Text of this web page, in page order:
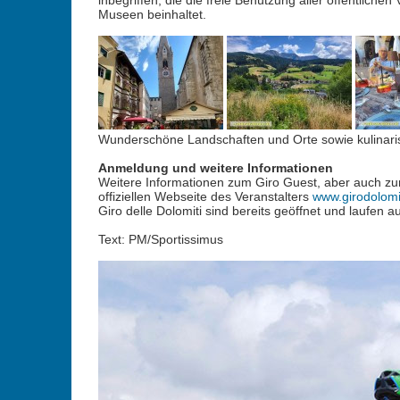
Museen beinhaltet.
Wunderschöne Landschaften und Orte sowie
Anmeldung und weitere Informationen
Weitere Informationen zum Giro Guest, aber auch
offiziellen Webseite des Veranstalters
Giro delle Dolomiti sind bereits geöffnet und laufen
Text: PM/Sportissimus